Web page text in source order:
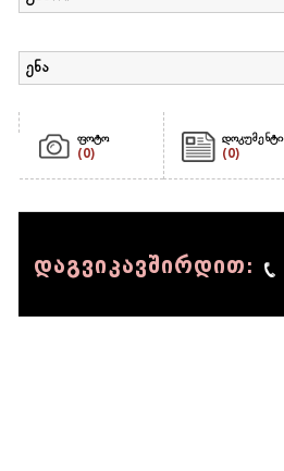
ენა
ფოტო
(0)
დოკუმენტი
(0)
დაგვიკავშირდით: